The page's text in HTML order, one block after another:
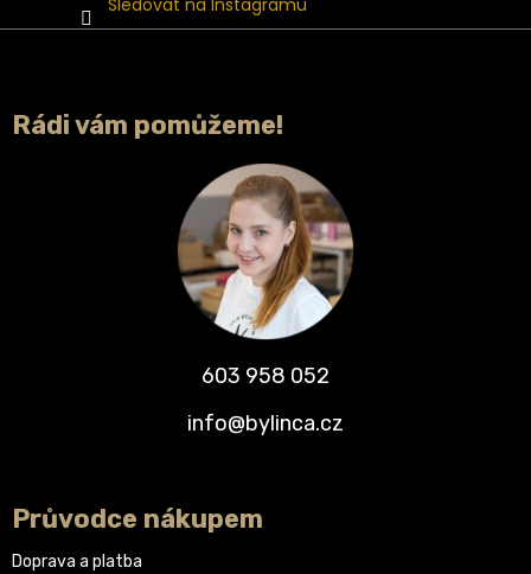
Sledovat na Instagramu
Rádi vám pomůžeme!
603 958 052
info@bylinca.cz
Průvodce nákupem
Doprava a platba